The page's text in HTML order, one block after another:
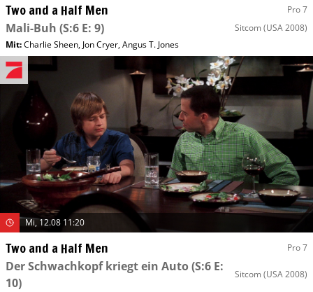
Two and a Half Men Pro 7
Mali-Buh (S:6 E: 9) Sitcom (USA 2008)
Mit:Charlie Sheen, Jon Cryer,Angus T. Jones
Mi, 12.08 11:20
Two and a Half Men Pro 7
Der Schwachkopf kriegt ein Auto(S:6 E:
10)
Sitcom (USA 2008)